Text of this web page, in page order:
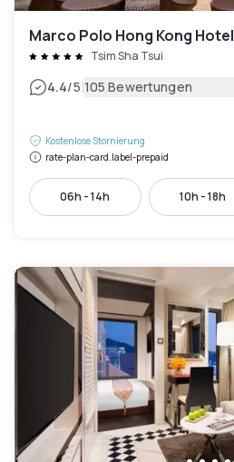
Marco Polo Hong Kong Hotel
Tsim Sha Tsui
4.4/5|105 Bewertungen
Kostenlose Stornierung
rate-plan-card.label-prepaid
06h - 14h 10h - 18h